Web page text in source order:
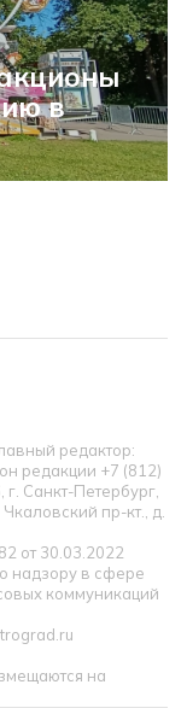
в
редактор:
редакции +7 (812)
Санкт-Петербург,
пр-кт., д.
от 30.03.2022
надзору в сфере
коммуникаций
на